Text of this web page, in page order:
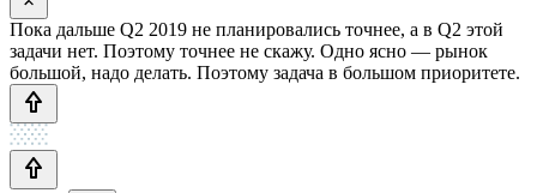
Пока дальше Q2 2019 не планировались точнее, а в Q2 этой
задачи нет. Поэтому точнее не скажу. Одно ясно — рынок
большой, надо делать. Поэтому задача в большом приоритете.